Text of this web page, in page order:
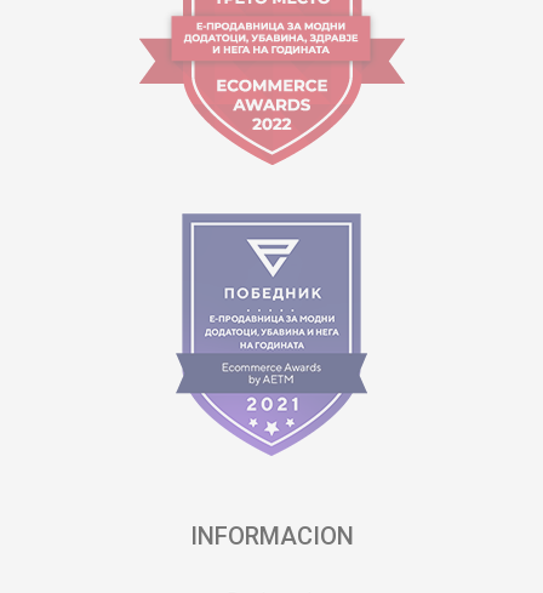
INFORMACION